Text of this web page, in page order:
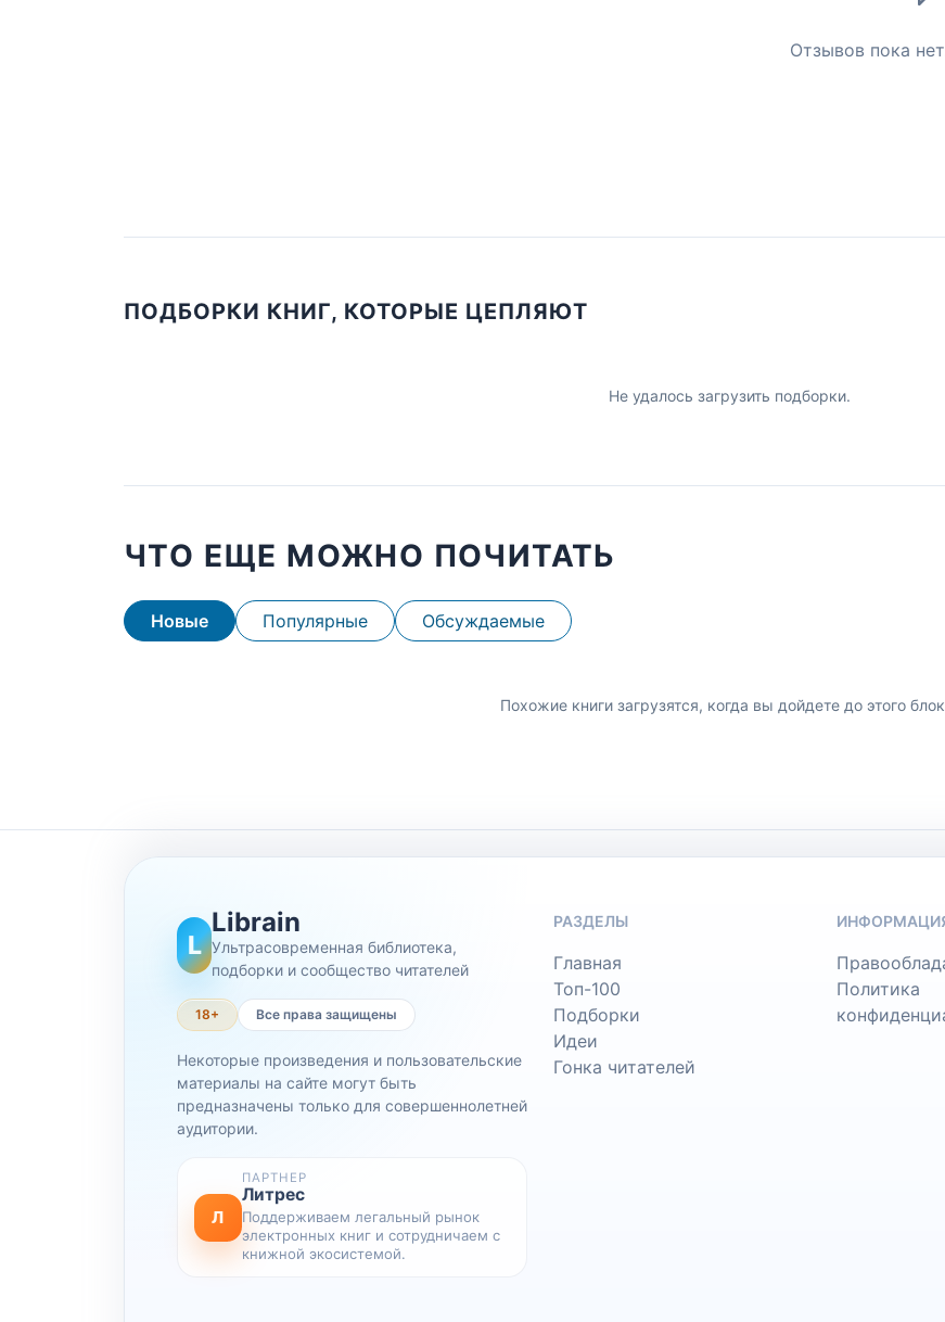
Отзывов пока
ПОДБОРКИ КНИГ, КОТОРЫЕ ЦЕПЛЯЮТ
Не удалось загрузить подборки.
ЧТО ЕЩЕ МОЖНО ПОЧИТАТЬ
Новые Популярные Обсуждаемые
Похожие книги загрузятся, когда вы дойдете до этого
L
Librain
Ультрасовременная библиотека,
подборки и сообщество читателей
18+ Все права защищены
Некоторые произведения и пользовательские
материалы на сайте могут быть
предназначены только для совершеннолетней
аудитории.
Л
ПАРТНЕР
Литрес
Поддерживаем легальный рынок
электронных книг и сотрудничаем с
книжной экосистемой.
РАЗДЕЛЫ
Главная
Топ-100
Подборки
Идеи
Гонка читателей
Политика